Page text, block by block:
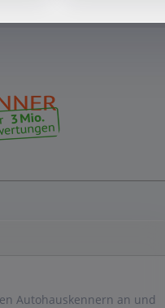
Autohauskennern an und